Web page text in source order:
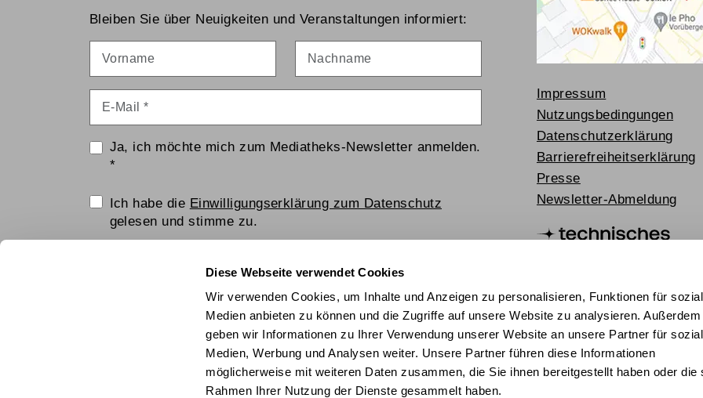
Diese Webseite verwendet Cookies
Wir verwenden Cookies, um Inhalte und Anzeigen zu personalisieren, Funktionen für
Medien anbieten zu können und die Zugriffe auf unsere Website zu analysieren. Außerdem
geben wir Informationen zu Ihrer Verwendung unserer Website an unsere Partner für
Medien, Werbung und Analysen weiter. Unsere Partner führen diese Informationen
möglicherweise mit weiteren Daten zusammen, die Sie ihnen bereitgestellt haben oder die
Rahmen Ihrer Nutzung der Dienste gesammelt haben.
Bleiben Sie über Neuigkeiten und Veranstaltungen informiert:
Ja, ich möchte mich zum Mediatheks-Newsletter anmelden.
*
Einwilligungserklärung
Ich habe die Einwilligungserklärung zum Datenschutz
gelesen und stimme zu.
Hier klicken
FriendlyCaptcha ⇗
Impressum
Nutzungsbedingungen
Datenschutzerklärung
Barrierefreiheitserklärung
Presse
Newsletter-Abmeldung
© Technisches Museum Wien mit Österreichischer Mediathek 2024